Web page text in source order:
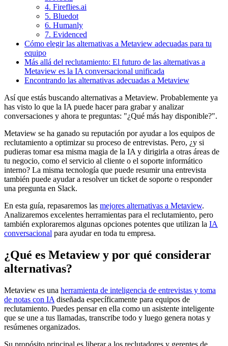
4. Fireflies.ai
5. Bluedot
6. Humanly
7. Evidenced
Cómo elegir las alternativas a Metaview adecuadas para tu
equipo
Más allá del reclutamiento: El futuro de las alternativas a
Metaview es la IA conversacional unificada
Encontrando las alternativas adecuadas a Metaview
Así que estás buscando alternativas a Metaview. Probablemente ya
has visto lo que la IA puede hacer para grabar y analizar
conversaciones y ahora te preguntas: "¿Qué más hay disponible?".
Metaview se ha ganado su reputación por ayudar a los equipos de
reclutamiento a optimizar su proceso de entrevistas. Pero, ¿y si
pudieras tomar esa misma magia de la IA y dirigirla a otras áreas de
tu negocio, como el servicio al cliente o el soporte informático
interno? La misma tecnología que puede resumir una entrevista
también puede ayudar a resolver un ticket de soporte o responder
una pregunta en Slack.
En esta guía, repasaremos las mejores alternativas a Metaview.
Analizaremos excelentes herramientas para el reclutamiento, pero
también exploraremos algunas opciones potentes que utilizan la IA
conversacional para ayudar en toda tu empresa.
¿Qué es Metaview y por qué considerar
alternativas?
Metaview es una herramienta de inteligencia de entrevistas y toma
de notas con IA diseñada específicamente para equipos de
reclutamiento. Puedes pensar en ella como un asistente inteligente
que se une a tus llamadas, transcribe todo y luego genera notas y
resúmenes organizados.
Su propósito principal es liberar a los reclutadores y gerentes de